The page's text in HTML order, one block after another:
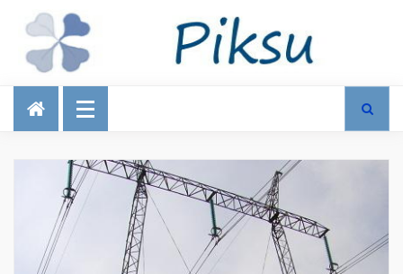
Talous